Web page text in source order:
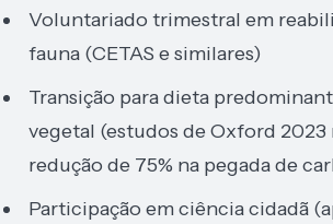
Voluntariado trimestral em
fauna (CETAS e similares)
Transição para dieta
vegetal (estudos de Oxford 2023
redução de 75% na pegada de
Participação em ciência cidadã